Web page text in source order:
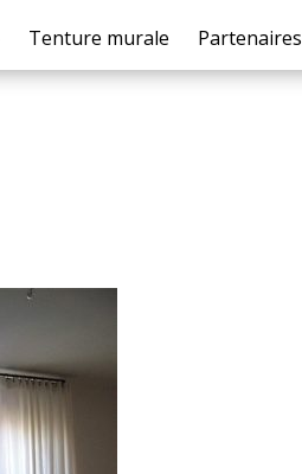
Tenture murale Partenaires